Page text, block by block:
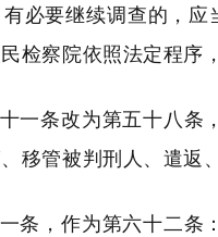
必要继续调查的，
检察院依照法定程序
一条改为第五十八条
移管被判刑人、遣返
条，作为第六十二条